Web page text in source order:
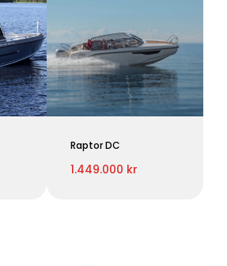
Raptor DC
1.449.000 kr